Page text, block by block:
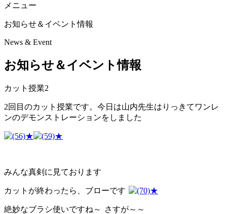
メニュー
お知らせ＆イベント情報
News & Event
お知らせ＆イベント情報
カット授業2
2回目のカット授業です。今日は山内先生はりっきてワンレ
ンのデモンストレーションをしました
みんな真剣に見ております
カットが終わったら、ブローです
絶妙なブラシ使いですね～ さすが～～